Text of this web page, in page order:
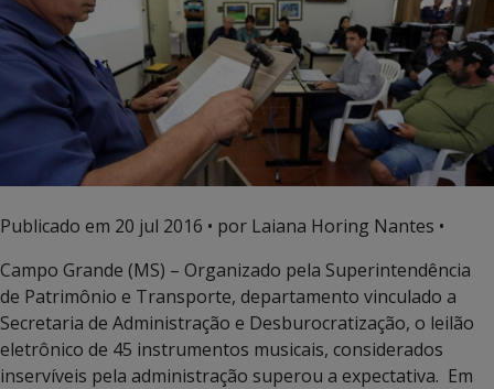
Publicado em 20 jul 2016 • por Laiana Horing Nantes •
Campo Grande (MS) – Organizado pela Superintendência
de Patrimônio e Transporte, departamento vinculado a
Secretaria de Administração e Desburocratização, o leilão
eletrônico de 45 instrumentos musicais, considerados
inservíveis pela administração superou a expectativa. Em